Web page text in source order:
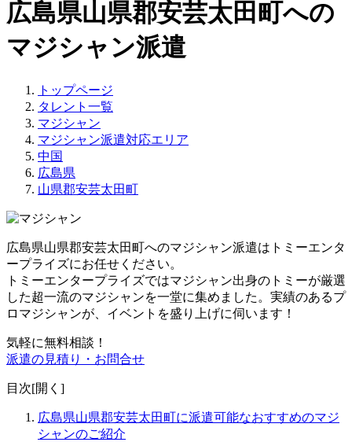
広島県山県郡安芸太田町への
マジシャン派遣
トップページ
タレント一覧
マジシャン
マジシャン派遣対応エリア
中国
広島県
山県郡安芸太田町
広島県山県郡安芸太田町へのマジシャン派遣はトミーエンタ
ープライズにお任せください。
トミーエンタープライズではマジシャン出身のトミーが厳選
した超一流のマジシャンを一堂に集めました。 実績のあるプ
ロマジシャンが、イベントを盛り上げに伺います！
気軽に無料相談！
派遣の見積り・お問合せ
目次[開く ]
広島県山県郡安芸太田町に派遣可能なおすすめのマジ
シャンのご紹介